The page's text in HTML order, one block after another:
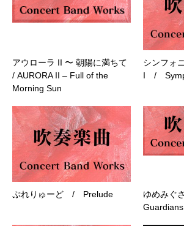
アウローラ II 〜 朝陽に満ちて
/ AURORA II – Full of the
Morning Sun
シンフォ
I /
ぷれりゅーど / Prelude
ゆめみぐ